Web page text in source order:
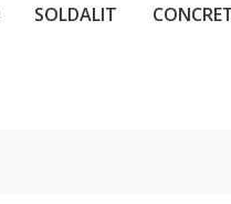
SOLDALIT